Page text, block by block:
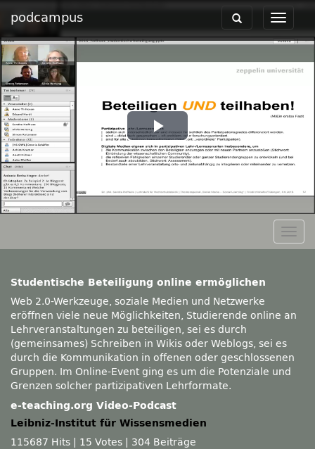
podcampus
Toggle
Toggle
navigation
Play
Video
Studentische Beteiligung online ermöglichen
Web 2.0-Werkzeuge, soziale Medien und Netzwerke
eröffnen viele neue Möglichkeiten, Studierende online an
Lehrveranstaltungen zu beteiligen, sei es durch
(gemeinsames) Schreiben in Wikis oder Weblogs, sei es
durch die Kommunikation in offenen oder geschlossenen
Gruppen. Im Online-Event ging es um die Potenziale und
Grenzen solcher partizipativen Lehrformate.
e-teaching.org Video-Podcast
Leibniz-Institut für Wissensmedien
115687 Hits
15 Votes
304 Beiträge